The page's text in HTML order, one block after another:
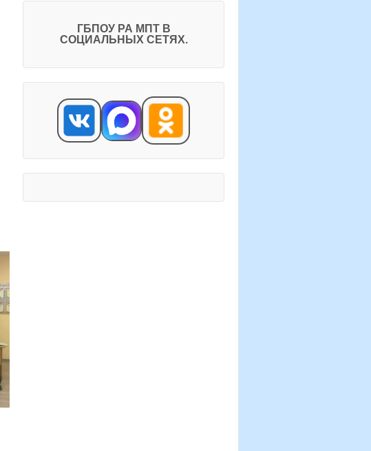
ГБПОУ РА МПТ В
СОЦИАЛЬНЫХ СЕТЯХ.